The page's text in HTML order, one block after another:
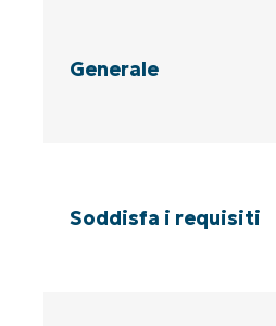
Generale
Soddisfa i requisiti